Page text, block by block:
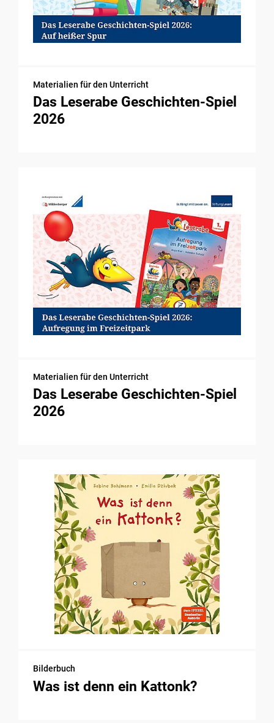
Materialien für den Unterricht
Das Leserabe Geschichten-Spiel
2026
Materialien für den Unterricht
Das Leserabe Geschichten-Spiel
2026
Bilderbuch
Was ist denn ein Kattonk?